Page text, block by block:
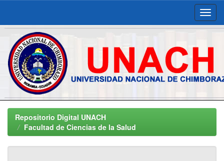
Skip
navigationRepositorio Digital UNACH
Facultad de Ciencias de la Salud